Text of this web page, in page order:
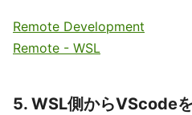
Remote Development
Remote - WSL
5. WSL側からVScode